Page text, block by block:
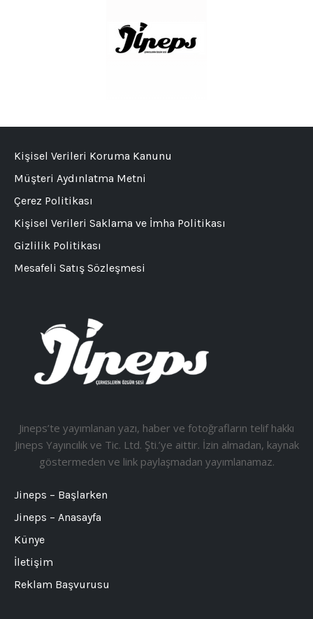
Jineps’te yayımlanan yazı, haber ve fotoğrafların telif hakkı
Jineps Yayıncılık ve Tic. Ltd. Şti.’ye aittir. İzin almadan, kaynak
göstermeden ve link paylaşmadan yayımlanamaz.
Jineps – Başlarken
Jineps – Anasayfa
Künye
İletişim
Reklam Başvurusu
Kişisel Verileri Koruma Kanunu
Müşteri Aydınlatma Metni
Çerez Politikası
Kişisel Verileri Saklama ve İmha Politikası
Gizlilik Politikası
Mesafeli Satış Sözleşmesi